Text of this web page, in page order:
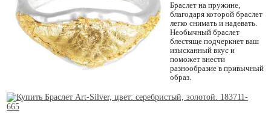
Браслет на пружине,
благодаря которой браслет
легко снимать и надевать.
Необычный браслет
блестяще подчеркнет ваш
изысканный вкус и
поможет внести
разнообразие в привычный
образ.